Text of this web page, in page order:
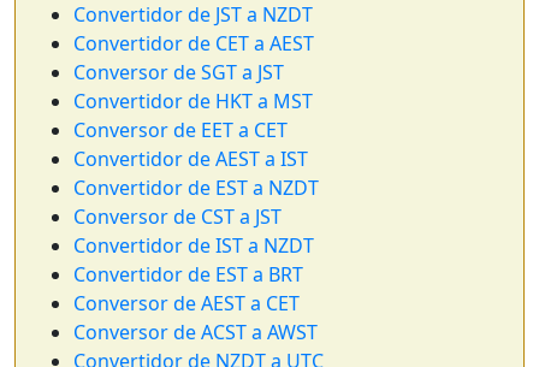
Convertidor de JST a NZDT
Convertidor de CET a AEST
Conversor de SGT a JST
Convertidor de HKT a MST
Conversor de EET a CET
Convertidor de AEST a IST
Convertidor de EST a NZDT
Conversor de CST a JST
Convertidor de IST a NZDT
Convertidor de EST a BRT
Conversor de AEST a CET
Conversor de ACST a AWST
Convertidor de NZDT a UTC